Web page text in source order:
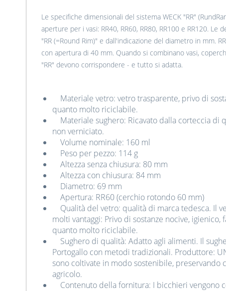
Le specifiche dimensionali del sistema WECK "RR"
aperture per i vasi: RR40, RR60, RR80, RR100 e RR120.
"RR (=Round Rim)" e dall'indicazione del diametro in mm.
con apertura di 40 mm. Quando si combinano vasi,
"RR" devono corrispondere - e tutto si adatta.
Materiale vetro: vetro trasparente, privo di
quanto molto riciclabile.
Materiale sughero: Ricavato dalla corteccia di
non verniciato.
Volume nominale: 160 ml
Peso per pezzo: 114 g
Altezza senza chiusura: 80 mm
Altezza con chiusura: 84 mm
Diametro: 69 mm
Apertura: RR60 (cerchio rotondo 60 mm)
Qualità del vetro: qualità di marca tedesca. Il
molti vantaggi: Privo di sostanze nocive,
quanto molto riciclabile.
Sughero di qualità: Adatto agli alimenti. Il
Portogallo con metodi tradizionali. Produttore:
sono coltivate in modo sostenibile, preservando
agricolo.
Contenuto della fornitura: I bicchieri vengono